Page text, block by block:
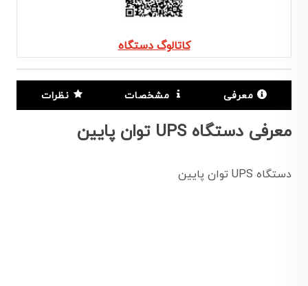
کاتالوگ دستگاه
معرفی مشخصات نظرات
معرفی دستگاه UPS توان پایین
دستگاه UPS توان پایین